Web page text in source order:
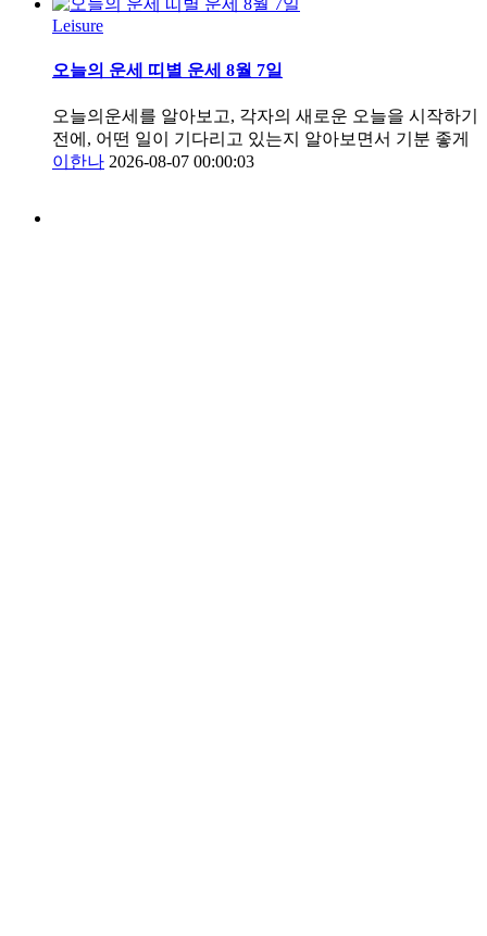
Leisure
오늘의 운세 띠별 운세 8월 7일
오늘의운세를 알아보고, 각자의 새로운 오늘을 시작하기
전에, 어떤 일이 기다리고 있는지 알아보면서 기분 좋게
이한나 2026-08-07 00:00:03